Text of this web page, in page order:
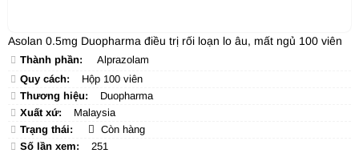
Asolan 0.5mg Duopharma điều trị rối loạn lo âu, mất ngủ 100 viên
Thành phần:
Alprazolam
Quy cách:
Hộp 100 viên
Thương hiệu:
Duopharma
Xuất xứ:
Malaysia
Trạng thái:
Còn hàng
Số lần xem:
251